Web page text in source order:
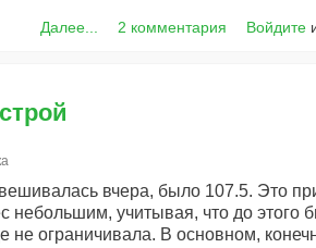
Далее... 2 комментария Войдите
вчера, было 107.5. Это
небольшим, учитывая, что до этого
не ограничивала. В основном,